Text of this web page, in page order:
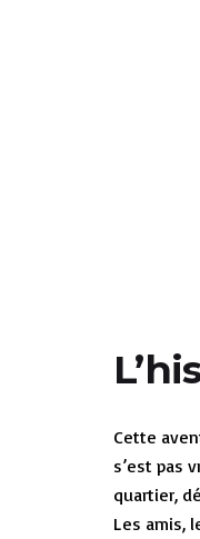
Cette
s’est pas
quartier,
Les amis,